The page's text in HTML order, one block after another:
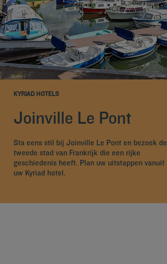
KYRIAD HOTELS
Joinville Le Pont
Sta eens stil bij Joinville Le Pont en bezoek de
tweede stad van Frankrijk die een rijke
geschiedenis heeft. Plan uw uitstappen vanuit
uw Kyriad hotel.